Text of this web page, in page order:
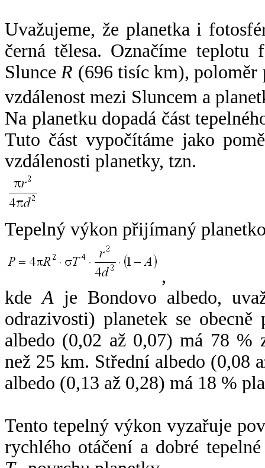
Uvažujeme, že planetka i
černá tělesa. Označíme
SlunceR (696 tisíc km),
vzdálenost mezi Sluncem a
Na planetku dopadá část
Tuto část vypočítáme jako
vzdálenosti planetky, tzn.
Tepelný výkon přijímaný
,
kdeA je Bondovo albedo,
odrazivosti) planetek se
albedo (0,02 až 0,07) má 78 %
než 25 km. Střední albedo (0,08
albedo (0,13 až 0,28) má 18 %
Tento tepelný výkon vyzařuje
rychlého otáčení a dobré